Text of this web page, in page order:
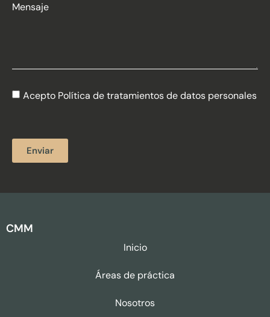
Mensaje
Acepto Política de tratamientos de datos personales
Enviar
CMM
Inicio
Áreas de práctica
Nosotros